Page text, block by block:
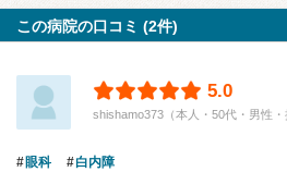
この病院の口コミ (2件)
5.0
shishamo373（本人・50代・男性・
眼科 白内障